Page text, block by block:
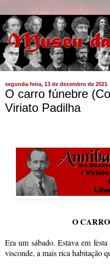
segunda-feira, 13 de dezembro de 2021
O carro fúnebre
Viriato Padilha
O
Era um sábado. Estava em
visconde, a mais rica habitação